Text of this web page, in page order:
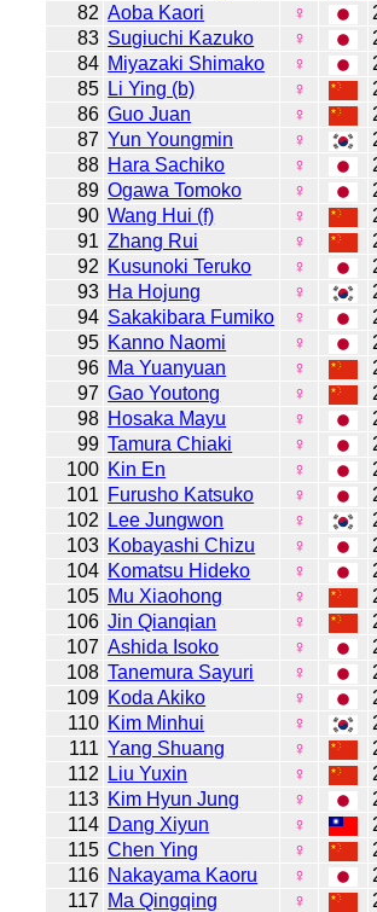
82 Aoba Kaori ♀
83 Sugiuchi Kazuko ♀
84 Miyazaki Shimako ♀
85 Li Ying (b) ♀
86 Guo Juan ♀
87 Yun Youngmin ♀
88 Hara Sachiko ♀
89 Ogawa Tomoko ♀
90 Wang Hui (f) ♀
91 Zhang Rui ♀
92 Kusunoki Teruko ♀
93 Ha Hojung ♀
94 Sakakibara Fumiko ♀
95 Kanno Naomi ♀
96 Ma Yuanyuan ♀
97 Gao Youtong ♀
98 Hosaka Mayu ♀
99 Tamura Chiaki ♀
100 Kin En ♀
101 Furusho Katsuko ♀
102
Lee Jungwon ♀
103 Kobayashi Chizu ♀
104 Komatsu Hideko ♀
105 Mu Xiaohong ♀
106 Jin Qianqian ♀
107 Ashida Isoko ♀
108 Tanemura Sayuri ♀
109 Koda Akiko ♀
110 Kim Minhui ♀
111 Yang Shuang ♀
112
Liu Yuxin ♀
113 Kim Hyun Jung ♀
114 Dang Xiyun ♀
115 Chen Ying ♀
116 Nakayama Kaoru ♀
117 Ma Qingqing ♀